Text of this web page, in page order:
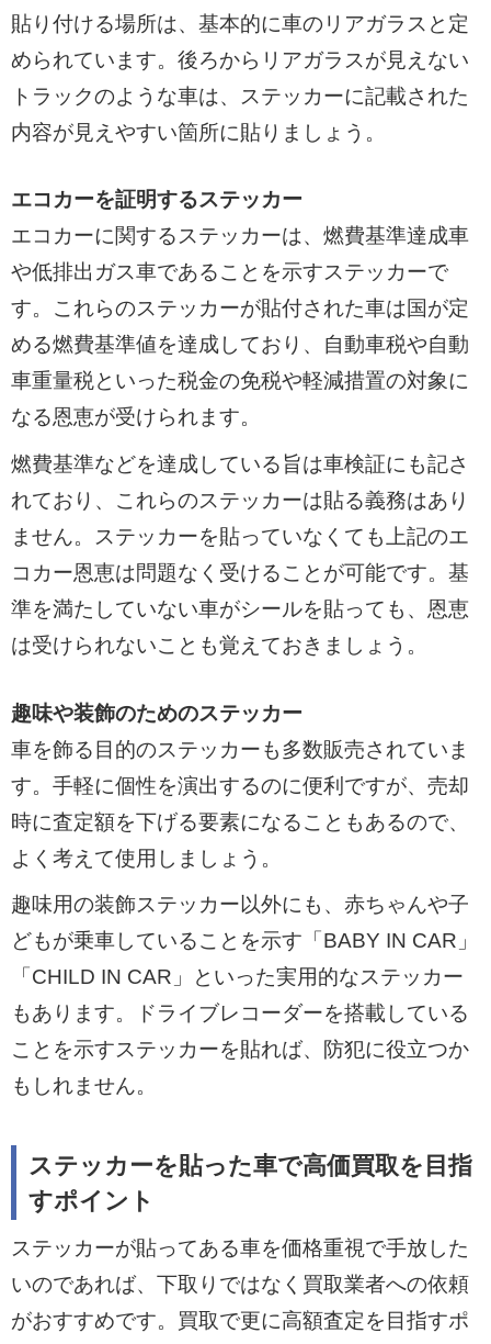
貼り付ける場所は、基本的に車のリアガラスと定
められています。後ろからリアガラスが見えない
トラックのような車は、ステッカーに記載された
内容が見えやすい箇所に貼りましょう。
エコカーを証明するステッカー
エコカーに関するステッカーは、燃費基準達成車
や低排出ガス車であることを示すステッカーで
す。これらのステッカーが貼付された車は国が定
める燃費基準値を達成しており、自動車税や自動
車重量税といった税金の免税や軽減措置の対象に
なる恩恵が受けられます。
燃費基準などを達成している旨は車検証にも記さ
れており、これらのステッカーは貼る義務はあり
ません。ステッカーを貼っていなくても上記のエ
コカー恩恵は問題なく受けることが可能です。基
準を満たしていない車がシールを貼っても、恩恵
は受けられないことも覚えておきましょう。
趣味や装飾のためのステッカー
車を飾る目的のステッカーも多数販売されていま
す。手軽に個性を演出するのに便利ですが、売却
時に査定額を下げる要素になることもあるので、
よく考えて使用しましょう。
趣味用の装飾ステッカー以外にも、赤ちゃんや子
どもが乗車していることを示す「BABY IN CAR」
「CHILD IN CAR」といった実用的なステッカー
もあります。ドライブレコーダーを搭載している
ことを示すステッカーを貼れば、防犯に役立つか
もしれません。
ステッカーを貼った車で高価買取を目指
すポイント
ステッカーが貼ってある車を価格重視で手放した
いのであれば、下取りではなく買取業者への依頼
がおすすめです。買取で更に高額査定を目指すポ